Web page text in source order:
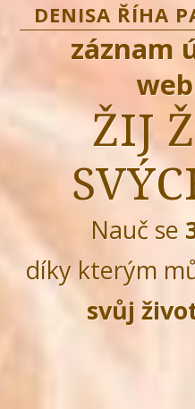
DENISA ŘÍHA
záznam
ŽIJ
Nauč se
díky kterým
svůj